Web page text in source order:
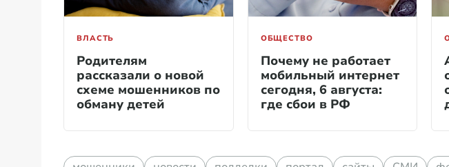
ВЛАСТЬ
Родителям
рассказали о новой
схеме мошенников по
обману детей
ОБЩЕСТВО
Почему не работает
мобильный интернет
сегодня, 6 августа:
где сбои в РФ